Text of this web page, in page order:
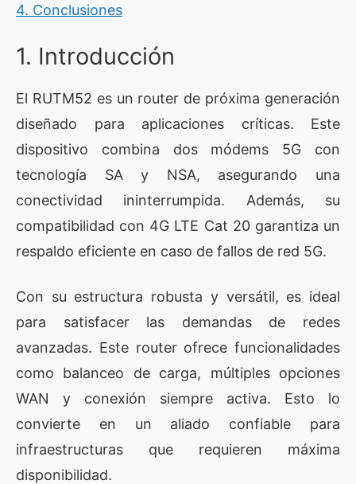
4. Conclusiones
1. Introducción
El RUTM52 es un router de próxima generación
diseñado para aplicaciones críticas. Este
dispositivo combina dos módems 5G con
tecnología SA y NSA, asegurando una
conectividad ininterrumpida. Además, su
compatibilidad con 4G LTE Cat 20 garantiza un
respaldo eficiente en caso de fallos de red 5G.
Con su estructura robusta y versátil, es ideal
para satisfacer las demandas de redes
avanzadas. Este router ofrece funcionalidades
como balanceo de carga, múltiples opciones
WAN y conexión siempre activa. Esto lo
convierte en un aliado confiable para
infraestructuras que requieren máxima
disponibilidad.